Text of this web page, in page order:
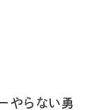
ーやらない勇